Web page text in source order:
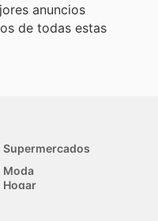
anuncios
de todas estas
Supermercados
Moda
Hogar